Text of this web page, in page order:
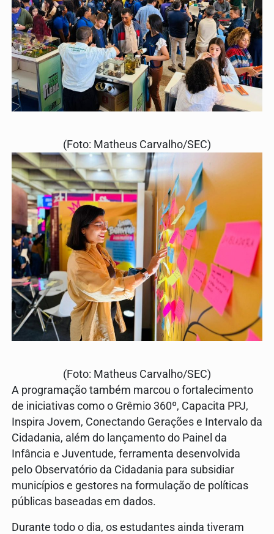
(Foto: Matheus Carvalho/SEC)
(Foto: Matheus Carvalho/SEC)
A programação também marcou o fortalecimento
de iniciativas como o Grêmio 360º, Capacita PPJ,
Inspira Jovem, Conectando Gerações e Intervalo da
Cidadania, além do lançamento do Painel da
Infância e Juventude, ferramenta desenvolvida
pelo Observatório da Cidadania para subsidiar
municípios e gestores na formulação de políticas
públicas baseadas em dados.
Durante todo o dia, os estudantes ainda tiveram